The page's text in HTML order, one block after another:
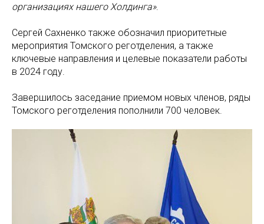
организациях нашего Холдинга».
Сергей Сахненко также обозначил приоритетные
мероприятия Томского реготделения, а также
ключевые направления и целевые показатели работы
в 2024 году.
Завершилось заседание приемом новых членов, ряды
Томского реготделения пополнили 700 человек.